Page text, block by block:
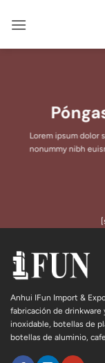
Lorem ipsum dolor
nonummy nibh
Anhui IFun Import &
fabricación de
inoxidable, botellas de
botellas de aluminio,